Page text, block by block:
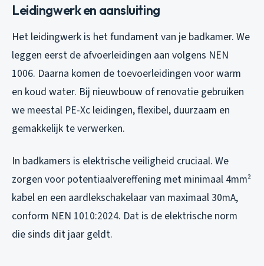
Leidingwerk en aansluiting
Het leidingwerk is het fundament van je badkamer. We
leggen eerst de afvoerleidingen aan volgens NEN
1006. Daarna komen de toevoerleidingen voor warm
en koud water. Bij nieuwbouw of renovatie gebruiken
we meestal PE-Xc leidingen, flexibel, duurzaam en
gemakkelijk te verwerken.
In badkamers is elektrische veiligheid cruciaal. We
zorgen voor potentiaalvereffening met minimaal 4mm²
kabel en een aardlekschakelaar van maximaal 30mA,
conform NEN 1010:2024. Dat is de elektrische norm
die sinds dit jaar geldt.